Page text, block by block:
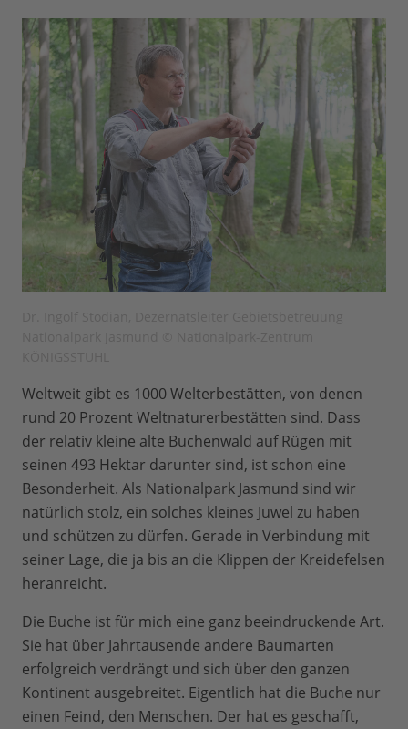
Weltweit gibt es 1000 Welterbestätten, von denen
rund 20 Prozent Weltnaturerbestätten sind. Dass
der relativ kleine alte Buchenwald auf Rügen mit
seinen 493 Hektar darunter sind, ist schon eine
Besonderheit. Als Nationalpark Jasmund sind wir
natürlich stolz, ein solches kleines Juwel zu haben
und schützen zu dürfen. Gerade in Verbindung mit
seiner Lage, die ja bis an die Klippen der Kreidefelsen
heranreicht.
Die Buche ist für mich eine ganz beeindruckende Art.
Sie hat über Jahrtausende andere Baumarten
erfolgreich verdrängt und sich über den ganzen
Kontinent ausgebreitet. Eigentlich hat die Buche nur
einen Feind, den Menschen. Der hat es geschafft,